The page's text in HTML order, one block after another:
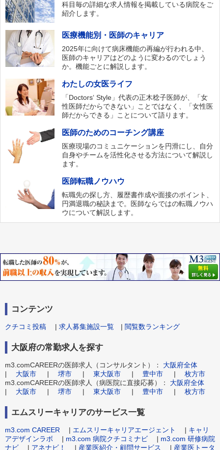
科目毎の詳細な求人情報を掲載している病院をご
紹介します。
医療機能別・医師のキャリア
2025年に向けて病床機能の再編が行われる中、
医師のキャリアはどのように変わるのでしょう
か。機能ごとに解説します。
わたしの女医ライフ
「Doctors‘ Style」代表の正木稔子医師が、「女
性医師だからできない」ことではなく、「女性医
師だからできる」ことについて語ります。
医師のためのコーチング講座
医療現場のコミュニケーションを円滑にし、自分
自身やチームを活性化させる方法について解説し
ます。
医師転職ノウハウ
転職先の探し方、履歴書作成や面接のポイント、
円満退職の秘訣まで。医師ならではの転職ノウハ
ウについて解説します。
コンテンツ
クチコミ投稿 | 求人募集施設一覧 | 閲覧数ランキング
大阪府の常勤求人を探す
m3.comCAREERの医師求人（コンサルタント）： 大阪府全体
| 大阪市 | 堺市 | 東大阪市 | 豊中市 | 枚方市
m3.comCAREERの医師求人（病医院に直接応募）： 大阪府全体
| 大阪市 | 堺市 | 東大阪市 | 豊中市 | 枚方市
エムスリーキャリアのサービス一覧
m3.com CAREER | エムスリーキャリアエージェント | キャリ
アデザインラボ | m3.com 病院クチコミナビ | m3.com 研修病院
ナビ | アネナビ！ | 産業医紹介・顧問サービス | 産業医トータ